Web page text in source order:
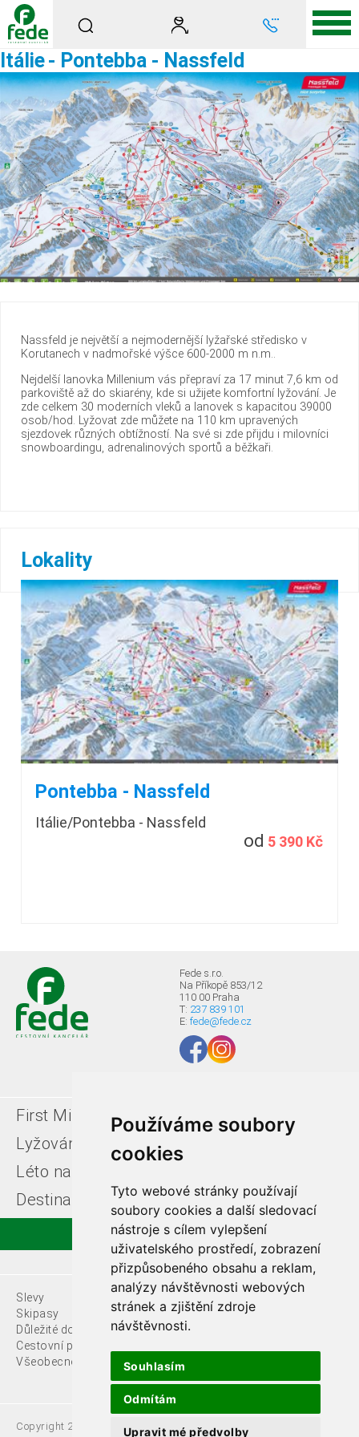
Používáme soubory
cookies
Tyto webové stránky používají
soubory cookies a další sledovací
nástroje s cílem vylepšení
uživatelského prostředí, zobrazení
přizpůsobeného obsahu a reklam,
analýzy návštěvnosti webových
stránek a zjištění zdroje
návštěvnosti.
Souhlasím
Odmítám
Upravit mé předvolby
Itálie- Pontebba - Nassfeld
Nassfeld je největší a nejmodernější lyžařské středisko v
Korutanech v nadmořské výšce 600-2000 m n.m..
Nejdelší lanovka Millenium vás přepraví za 17 minut 7,6 km od
parkoviště až do skiarény, kde si užijete komfortní lyžování. Je
zde celkem 30 moderních vleků a lanovek s kapacitou 39000
osob/hod. Lyžovat zde můžete na 110 km upravených
sjezdovek různých obtížností. Na své si zde přijdu i milovníci
snowboardingu, adrenalinových sportů a běžkaři.
Lokality
Pontebba - Nassfeld
Itálie/Pontebba - Nassfeld
od 5 390 Kč
Fede s.r.o.
Na Příkopě 853/12
110 00 Praha
T: 237 839 101
E: fede@fede.cz
First Minute
Last minute
Lyžování v Itálii
Léto na horách
Destinace
Slevy
Skipasy
O nás
Důležité dokumenty
Cestovní pojištění
Kontakty
Všeobecné podmínky
Copyright 2021 Fede, s.r.o.